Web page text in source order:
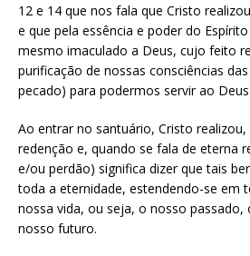
12 e 14 que nos fala que Cristo
e que pela essência e poder do
mesmo imaculado a Deus, cujo feito
purificação de nossas consciências
pecado) para podermos servir ao
Ao entrar no santuário, Cristo
redenção e, quando se fala de eterna
e/ou perdão) significa dizer que tais
toda a eternidade, estendendo-se em
nossa vida, ou seja, o nosso passado,
nosso futuro.